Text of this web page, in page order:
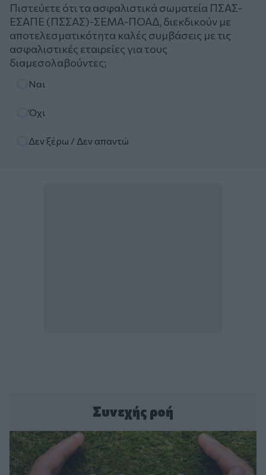
Πιστεύετε ότι τα ασφαλιστικά σωματεία ΠΣΑΣ-
ΕΣΑΠΕ (ΠΣΣΑΣ)-ΣΕΜΑ-ΠΟΑΔ, διεκδικούν με
αποτελεσματικότητα καλές συμβάσεις με τις
ασφαλιστικές εταιρείες για τους
διαμεσολαβούντες;
Ναι
Όχι
Δεν ξέρω / Δεν απαντώ
Συνεχής ροή